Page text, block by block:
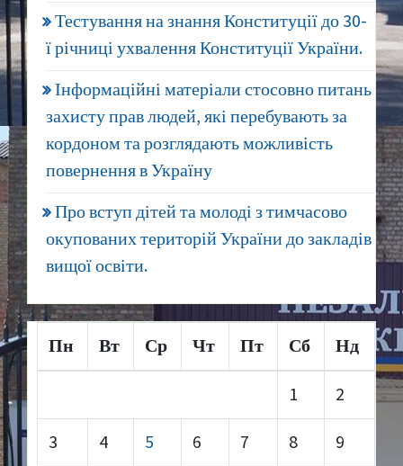
Тестування на знання Конституції до 30-
ї річниці ухвалення Конституції України.
Інформаційні матеріали стосовно питань
захисту прав людей, які перебувають за
кордоном та розглядають можливість
повернення в Україну
Про вступ дітей та молоді з тимчасово
окупованих територій України до закладів
вищої освіти.
Пн Вт Ср Чт Пт Сб Нд
1 2
3 4 5 6 7 8 9